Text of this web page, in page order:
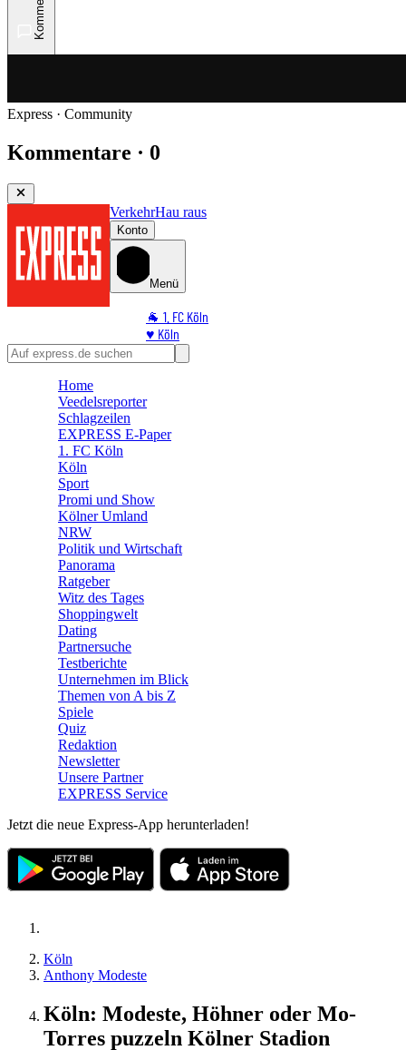
Express · Community
Kommentare · 0
VerkehrHau raus
Konto
Menü
🐐 1. FC Köln
♥️ Köln
⭐ Promi
🛒 Shoppingwelt
Home
Veedelsreporter
Schlagzeilen
EXPRESS E-Paper
1. FC Köln
Köln
Sport
Promi und Show
Kölner Umland
NRW
Politik und Wirtschaft
Panorama
Ratgeber
Witz des Tages
Shoppingwelt
Dating
Partnersuche
Testberichte
Unternehmen im Blick
Themen von A bis Z
Spiele
Quiz
Redaktion
Newsletter
Unsere Partner
EXPRESS Service
Jetzt die neue Express-App herunterladen!
Köln
Anthony Modeste
Köln: Modeste, Höhner oder Mo-
Torres puzzeln Kölner Stadion